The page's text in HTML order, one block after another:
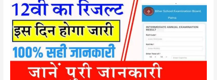
12th
Result
2025
Live
Update: